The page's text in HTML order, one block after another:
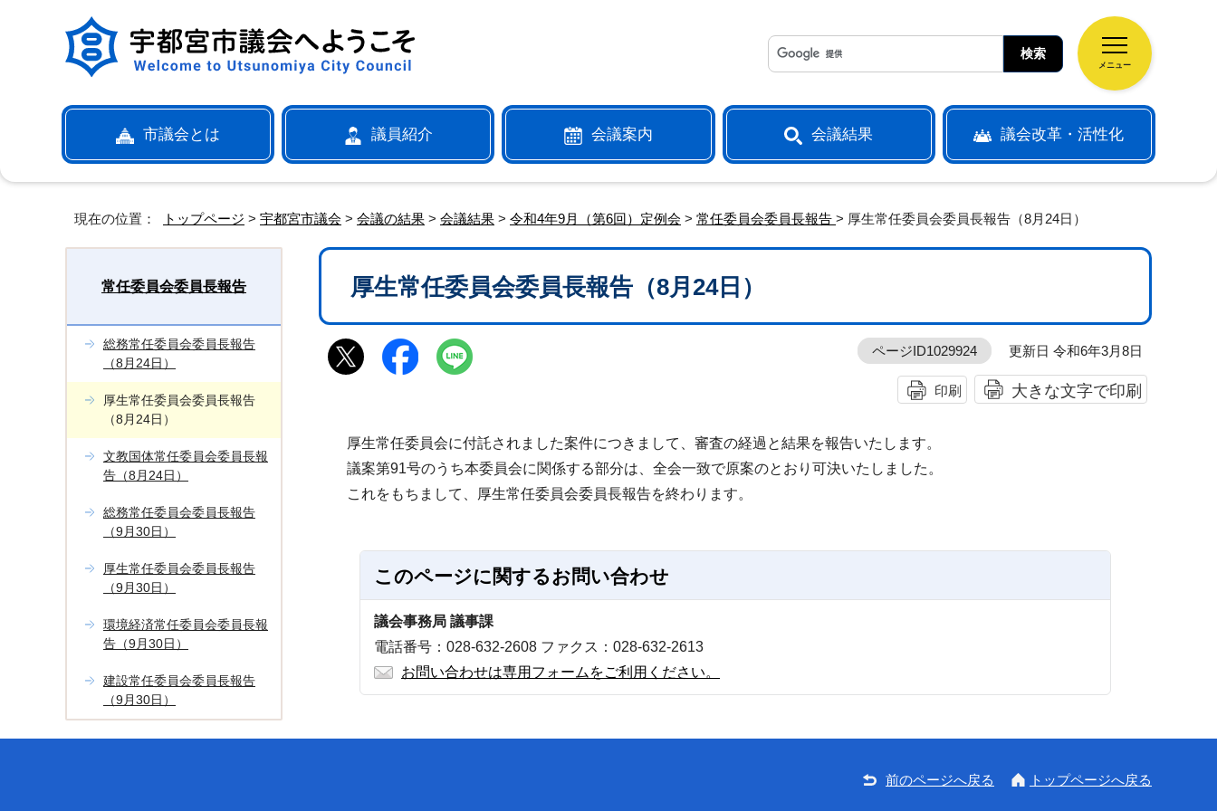
メニュー
市議会とは 議員紹介 会議案内 会議結果 議会改革・活性化
現在の位置： トップページ > 宇都宮市議会 > 会議の結果 > 会議結果 > 令和4年9月（第6回）定例会 > 常任委員会委員長報告 > 厚生常任委員会委員長報告（8月24日）
厚生常任委員会委員長報告（8月24日）
ページID1029924 更新日 令和6年3月8日
印刷 大きな文字で印刷
厚生常任委員会に付託されました案件につきまして、審査の経過と結果を報告いたします。
議案第91号のうち本委員会に関係する部分は、全会一致で原案のとおり可決いたしました。
これをもちまして、厚生常任委員会委員長報告を終わります。
このページに関するお問い合わせ
議会事務局 議事課
電話番号：028-632-2608 ファクス：028-632-2613
お問い合わせは専用フォームをご利用ください。
常任委員会委員長報告
総務常任委員会委員長報告
（8月24日）
厚生常任委員会委員長報告
（8月24日）
文教国体常任委員会委員長報
告（8月24日）
総務常任委員会委員長報告
（9月30日）
厚生常任委員会委員長報告
（9月30日）
環境経済常任委員会委員長報
告（9月30日）
建設常任委員会委員長報告
（9月30日）
前のページへ戻る トップページへ戻る